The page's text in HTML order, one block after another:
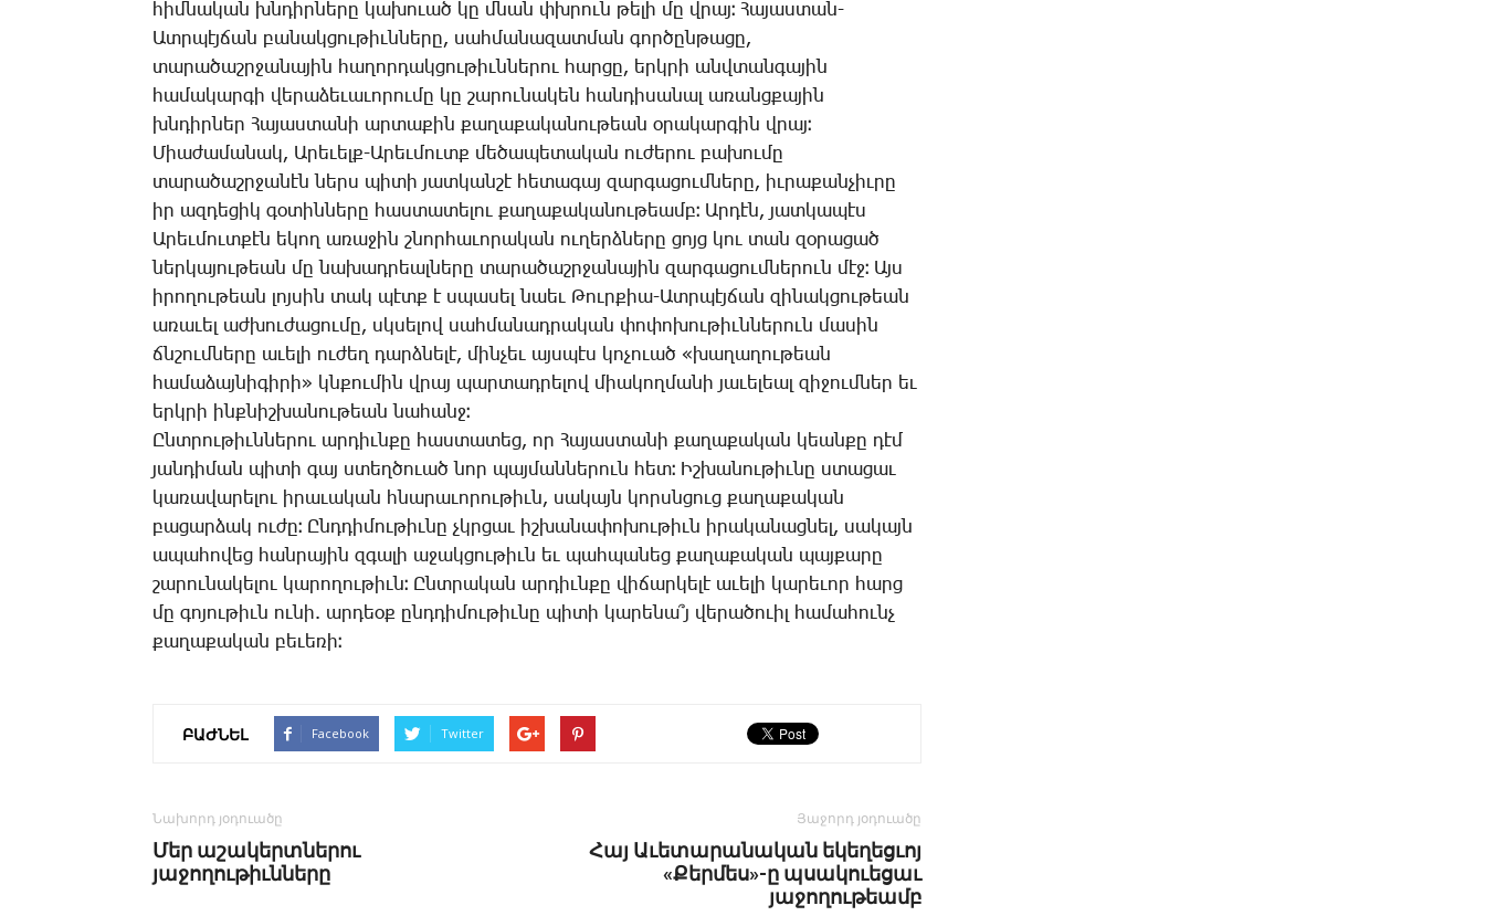
հիմ­նա­կան խնդիր­նե­րը կա­խո­ւած կը մնան փխրուն թե­լի մը վրայ։ ­Հա­յաս­տան-
Ատր­պէյ­ճան բա­նակ­ցու­թիւն­նե­րը, սահ­մա­նա­զատ­ման գոր­ծըն­թա­ցը,
տա­րա­ծաշր­ջա­նա­յին հա­ղոր­դակ­ցու­թիւն­նե­րու հար­ցը, երկ­րի անվ­տան­գա­յին
հա­մա­կար­գի վե­րա­ձե­ւա­ւո­րու­մը կը շա­րու­նա­կեն հանդիսանալ ա­ռանց­քա­յին
խնդիր­ներ ­Հա­յաս­տա­նի ար­տա­քին քա­ղա­քա­կա­նու­թեան օ­րա­կար­գին վրայ։
­Միա­ժա­մա­նակ, Ա­րե­ւելք-Ա­րեւ­մուտք մե­ծա­պե­տա­կան ու­ժե­րու բա­խու­մը
տա­րա­ծաշր­ջա­նէն ներս պի­տի յատ­կան­շէ հե­տա­գայ զար­գա­ցում­նե­րը, իւ­րա­քան­չիւ­րը
իր ազ­դե­ցիկ գօ­տին­նե­րը հաս­տա­տե­լու քա­ղա­քա­կա­նու­թեամբ։ Ար­դէն, յատ­կա­պէս
Ա­րեւ­մուտ­քէն ե­կող ա­ռա­ջին շնոր­հա­ւո­րա­կան ու­ղերձ­նե­րը ցոյց կու տան զօ­րա­ցած
ներ­կա­յու­թեան մը նա­խադ­րեալ­նե­րը տա­րա­ծաշր­ջա­նա­յին զար­գա­ցում­նե­րուն մէջ։ Այս
ի­րո­ղու­թեան լոյ­սին տակ պէտք է սպա­սել նաեւ ­Թուր­քիա-Ատր­պէյ­ճան զի­նակ­ցու­թեան
ա­ռա­ւել աժ­խու­ժա­ցու­մը, սկսե­լով սահ­մա­նադ­րա­կան փո­փո­խու­թիւն­նե­րուն մա­սին
ճնշում­նե­րը ա­ւե­լի ու­ժեղ դարձ­նե­լէ, մին­չեւ այս­պէս կո­չո­ւած «խա­ղա­ղու­թեան
հա­մա­ձայ­նի­գի­րի» կնքու­մին վրայ պար­տադ­րե­լով միա­կող­մա­նի յա­ւե­լեալ զի­ջում­ներ եւ
երկ­րի ինք­նիշ­խա­նու­թեան նա­հանջ։
Ընտ­րու­թիւն­նե­րու ար­դիւն­քը հաս­տա­տեց, որ ­Հա­յաս­տա­նի քա­ղա­քա­կան կեան­քը դէմ
յան­դի­ման պի­տի գայ ստեղ­ծո­ւած նոր պայ­ման­նե­րուն հետ։ Իշ­խա­նու­թիւ­նը ստա­ցաւ
կա­ռա­վա­րե­լու ի­րա­ւա­կան հնա­րա­ւո­րու­թիւն, սա­կայն կորսն­ցուց քա­ղա­քա­կան
բա­ցար­ձակ ու­ժը։ Ընդ­դի­մու­թիւ­նը չկրցաւ իշ­խա­նա­փո­խու­թիւն ի­րա­կա­նաց­նել, սա­կայն
ա­պա­հո­վեց հան­րա­յին զգա­լի ա­ջակ­ցու­թիւն եւ պահ­պա­նեց քա­ղա­քա­կան պայ­քա­րը
շա­րու­նա­կե­լու կա­րո­ղու­թիւն։ Ընտ­րա­կան ար­դիւն­քը վի­ճար­կե­լէ ա­ւե­լի կա­րե­ւոր հարց
մը գո­յու­թիւն ու­նի. ար­դեօք ընդ­դի­մու­թիւ­նը պի­տի կա­րե­նա՞յ վե­րա­ծո­ւիլ հա­մա­հունչ
քա­ղա­քա­կան բե­ւե­ռի։
ԲԱԺՆԵԼ Facebook Twitter
Նախորդ յօդուածը
­Մեր ա­շա­կերտ­նե­րու
յաջողութիւնները
Յաջորդ յօդուածը
­Հայ Աւետարանական եկեղեցւոյ
«Քերմես»-ը պսակուեցաւ
յաջողութեամբ